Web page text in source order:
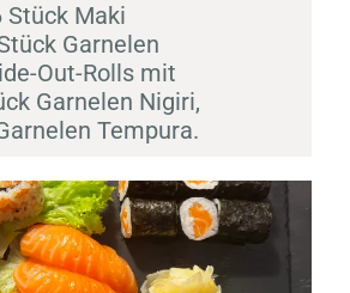
Stück Maki
Garnelen
Out-Rolls mit
Garnelen Nigiri,
Tempura.